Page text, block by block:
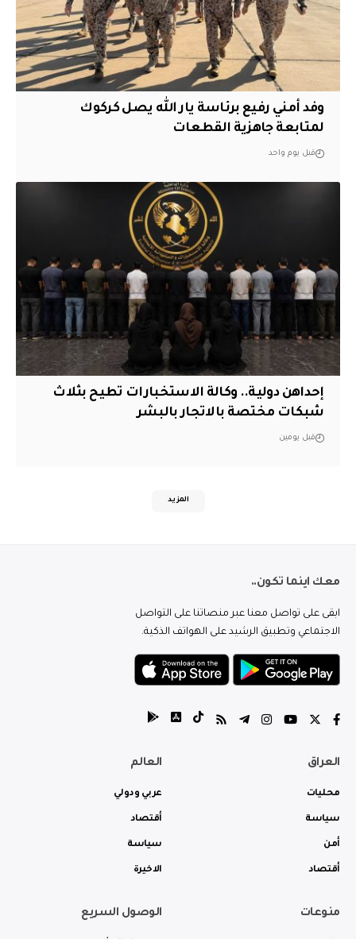
وفد أمني رفيع برئاسة يار الله يصل كركوك
لمتابعة جاهزية القطعات
قبل يوم واحد
إحداهن دولية.. وكالة الاستخبارات تطيح بثلاث
شبكات مختصة بالاتجار بالبشر
قبل يومين
المزيد
معك اينما تكون..
ابقى على تواصل معنا عبر منصاتنا على التواصل
الاجتماعي وتطبيق الرشيد على الهواتف الذكية.
العراق
محليات
سياسة
أمن
أقتصاد
العالم
عربي ودولي
أقتصاد
سياسة
الاخيرة
منوعات الوصول السريع